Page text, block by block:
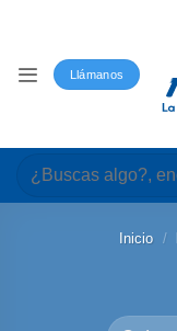
Llámanos
Buscar
por:
Inicio /